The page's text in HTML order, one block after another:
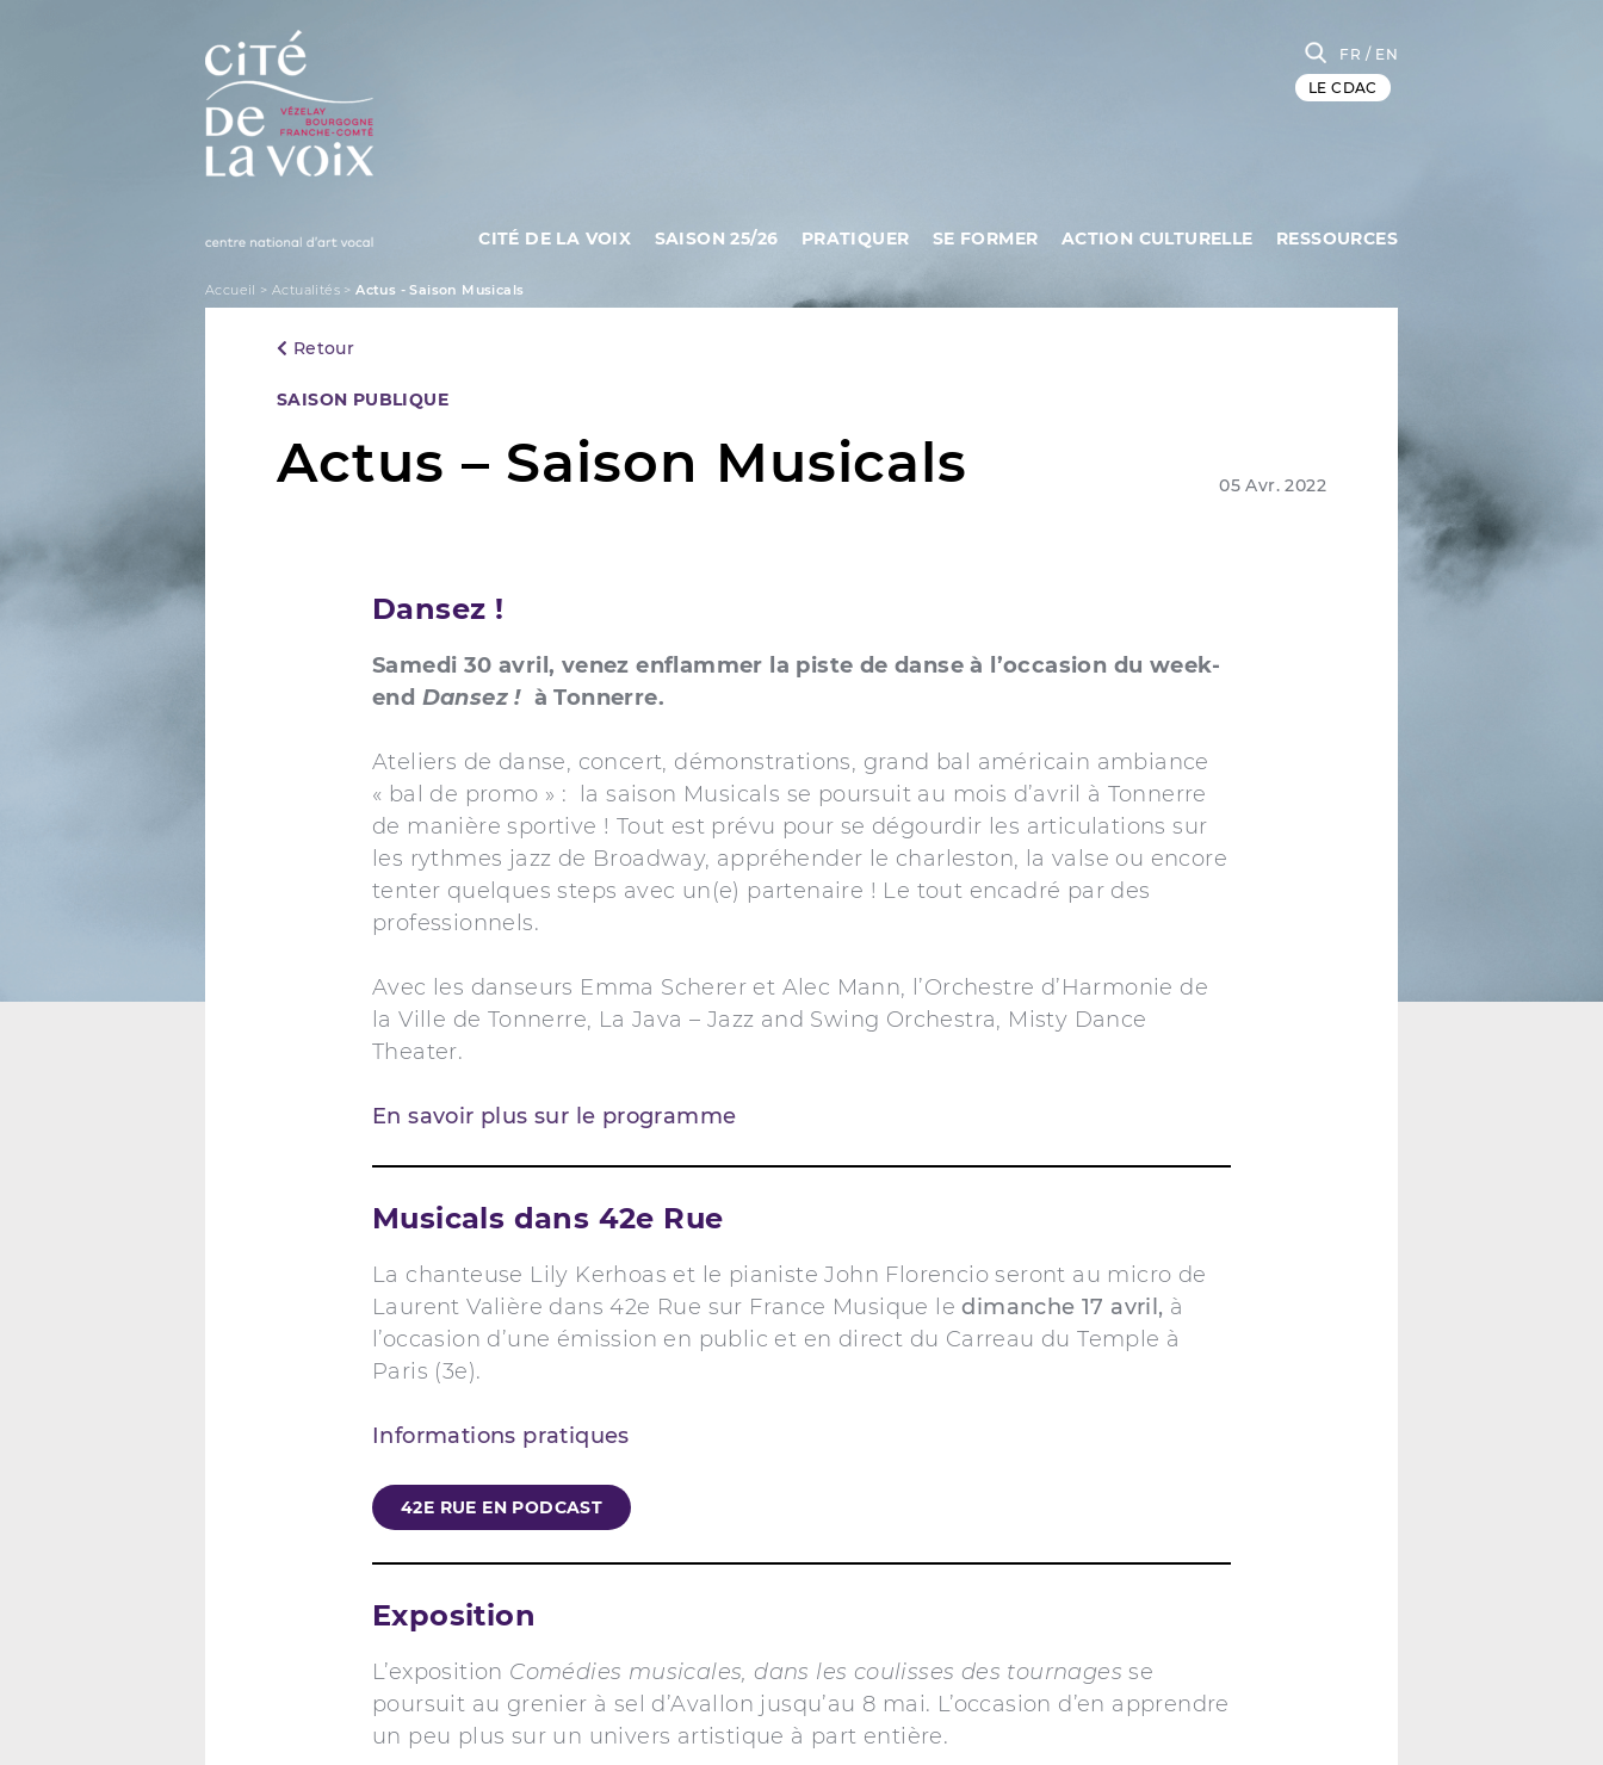
La Cité de la Voix
FR / EN
LE CDAC
CITÉ DE LA VOIX SAISON 25/26 PRATIQUER SE FORMER ACTION CULTURELLE RESSOURCES
Accueil >Actualités >Actus - Saison Musicals
Retour
Categories
SAISON PUBLIQUE
Actus – Saison Musicals 05 Avr. 2022
Dansez !
Samedi 30 avril, venez enflammer la piste de danse à l’occasion du week-
end Dansez ! à Tonnerre.
Ateliers de danse, concert, démonstrations, grand bal américain ambiance
« bal de promo » : la saison Musicals se poursuit au mois d’avril à Tonnerre
de manière sportive ! Tout est prévu pour se dégourdir les articulations sur
les rythmes jazz de Broadway, appréhender le charleston, la valse ou encore
tenter quelques steps avec un(e) partenaire ! Le tout encadré par des
professionnels.
Avec les danseurs Emma Scherer et Alec Mann, l’Orchestre d’Harmonie de
la Ville de Tonnerre, La Java – Jazz and Swing Orchestra, Misty Dance
Theater.
En savoir plus sur le programme
Musicals dans 42e Rue
La chanteuse Lily Kerhoas et le pianiste John Florencio seront au micro de
Laurent Valière dans 42e Rue sur France Musique ledimanche 17 avril, à
l’occasion d’une émission en public et en direct du Carreau du Temple à
Paris (3e).
Informations pratiques
42E RUE EN PODCAST
Exposition
L’exposition Comédies musicales, dans les coulisses des tournages se
poursuit au grenier à sel d’Avallon jusqu’au 8 mai. L’occasion d’en apprendre
un peu plus sur un univers artistique à part entière.